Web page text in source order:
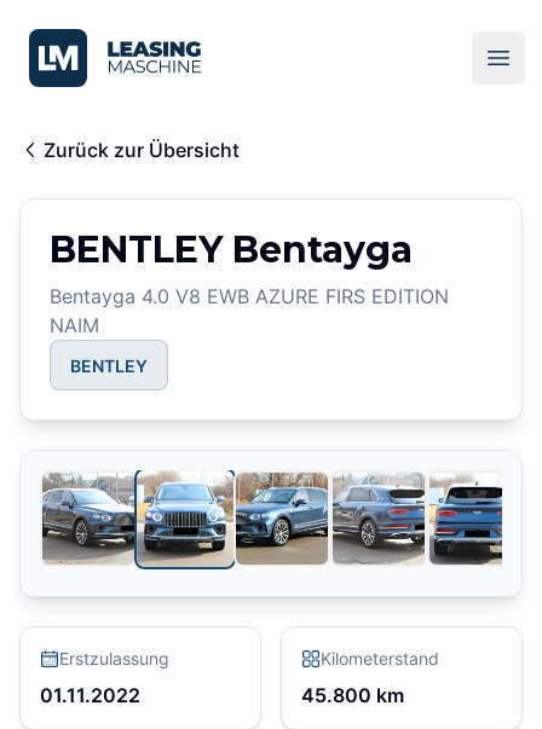
LeasingMaschine
Zurück zur Übersicht
BENTLEY Bentayga
Bentayga 4.0 V8 EWB AZURE FIRS EDITION
NAIM
BENTLEY
Erstzulassung
01.11.2022
Kilometerstand
45.800 km